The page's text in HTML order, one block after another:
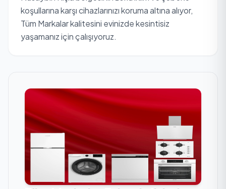
koşullarına karşı cihazlarınızı koruma altına alıyor,
Tüm Markalar kalitesini evinizde kesintisiz
yaşamanız için çalışıyoruz.